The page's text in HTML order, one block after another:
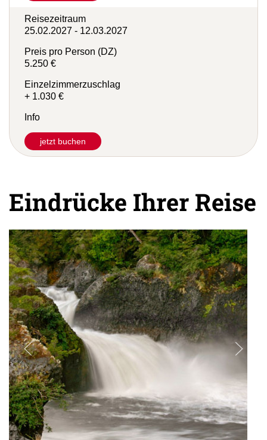
Reisezeitraum
Preis pro Person (DZ)
Einzelzimmerzuschlag
Info
jetzt buchen
Eindrücke Ihrer Reise